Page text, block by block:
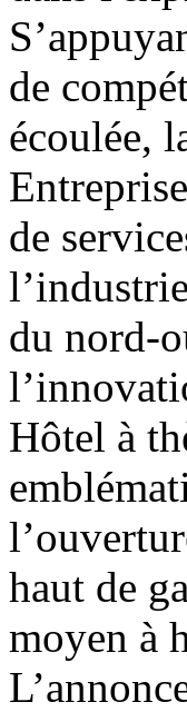
de
écoulée,
de
du nord-
Hôtel à
haut de
moyen à